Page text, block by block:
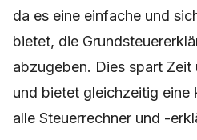
da es eine einfache und
bietet, die
abzugeben. Dies spart
und bietet gleichzeitig eine
alle Steuerrechner und -